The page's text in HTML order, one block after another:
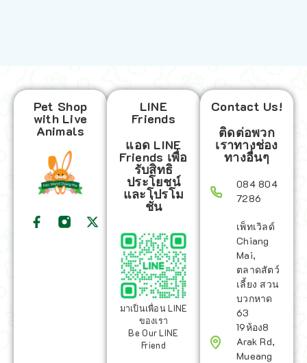
Pet Shop
with Live
Animals
LINE
Friends
แอด LINE
Friends เพื่อ
รับสิทธิ
ประโยชน์
และโปรโม
ชั่น
มาเป็นเพื่อน LINE
ของเรา
Be Our LINE
Friend
Contact Us!
ติดต่อพวก
เราทางช่อง
ทางอื่นๆ
084 804
7286
เพ็ทเวิลด์
Chiang
Mai,
ตลาดสัตว์
เลี้ยง สวน
บวกหาด
63
19ห้อง8
Arak Rd,
Mueang